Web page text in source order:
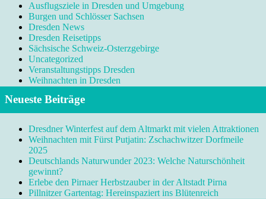
Ausflugsziele in Dresden und Umgebung
Burgen und Schlösser Sachsen
Dresden News
Dresden Reisetipps
Sächsische Schweiz-Osterzgebirge
Uncategorized
Veranstaltungstipps Dresden
Weihnachten in Dresden
Neueste Beiträge
Dresdner Winterfest auf dem Altmarkt mit vielen Attraktionen
Weihnachten mit Fürst Putjatin: Zschachwitzer Dorfmeile
2025
Deutschlands Naturwunder 2023: Welche Naturschönheit
gewinnt?
Erlebe den Pirnaer Herbstzauber in der Altstadt Pirna
Pillnitzer Gartentag: Hereinspaziert ins Blütenreich